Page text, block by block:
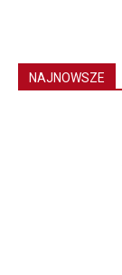
NAJNOWSZE